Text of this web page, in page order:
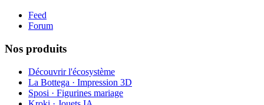
Feed
Forum
Nos produits
Découvrir l'écosystème
La Bottega · Impression 3D
Sposi · Figurines mariage